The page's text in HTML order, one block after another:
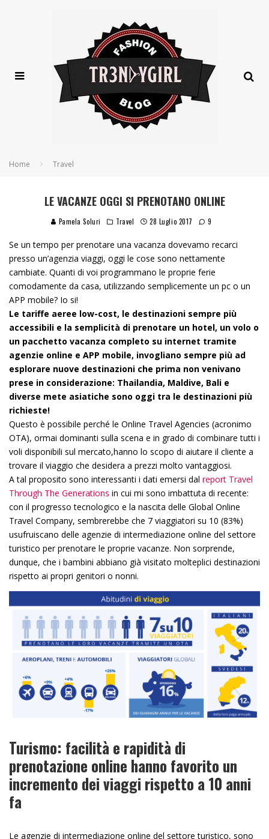
Home Travel
LE VACANZE OGGI SI PRENOTANO ONLINE
Pamela Soluri Travel 28 Luglio 2017 9
Se un tempo per prenotare una vacanza dovevamo recarci
presso un’agenzia viaggi, oggi le cose sono nettamente
cambiate. Quanti di voi programmano le proprie ferie
comodamente da casa, utilizzando semplicemente un pc o un
APP mobile? Io si!
Le tariffe aeree low-cost, le destinazioni sempre più
accessibili e la semplicità di prenotare un hotel, un volo o
un pacchetto vacanza completo su internet tramite
agenzie online e APP mobile, invogliano sempre più ad
esplorare nuove destinazioni che prima non venivano
prese in considerazione: Thailandia, Maldive, Bali e
diverse mete asiatiche sono oggi tra le destinazioni più
richieste!
Questo è possibile perché le Online Travel Agencies (acronimo
OTA), ormai dominanti sulla scena e in grado di combinare tutti i
voli disponibili sul mercato,hanno lo scopo di aiutare il cliente a
trovare il viaggio che desidera a prezzi molto vantaggiosi.
A tal proposito sono interessanti i dati emersi dal report Travel
Through The Generations in cui mi sono imbattuta di recente:
con il progresso tecnologico e la nascita delle Global Online
Travel Company, sembrerebbe che 7 viaggiatori su 10 (83%)
usufruiscano delle agenzie di intermediazione online del settore
turistico per prenotare le proprie vacanze. Non sorprende,
dunque, che i bambini abbiano già visitato molteplici destinazioni
rispetto ai propri genitori o nonni.
Turismo: facilità e rapidità di
prenotazione online hanno favorito un
incremento dei viaggi rispetto a 10 anni
fa
Le agenzie di intermediazione online del settore turistico, sono